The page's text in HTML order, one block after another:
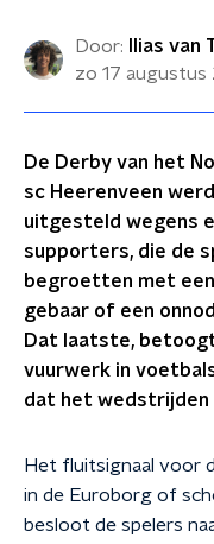
Door:
Ilias van
zo 17 augustus
De Derby van het
sc Heerenveen
uitgesteld wegens
supporters, die de
begroetten met
gebaar of een
Dat laatste,
vuurwerk in
dat het wedstrijden
Het fluitsignaal voor
in de Euroborg of
besloot de spelers